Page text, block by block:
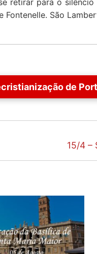
São
de
Next
15/4 –